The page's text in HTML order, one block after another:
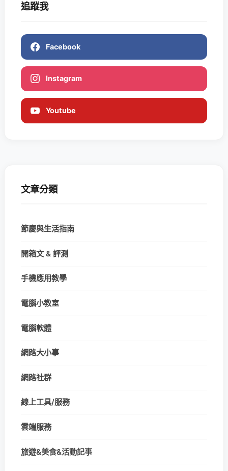
追蹤我
Facebook
Instagram
Youtube
文章分類
節慶與生活指南
開箱文 & 評測
手機應用教學
電腦小教室
電腦軟體
網路大小事
網路社群
線上工具/服務
雲端服務
旅遊&美食&活動記事